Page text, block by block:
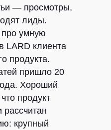
— просмотры,
лиды.
про умную
LARD клиента
продукта.
пришло 20
Хороший
продукт
рассчитан
крупный